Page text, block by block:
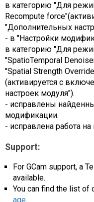
в категорию "Для
Recompute
"Дополнительных
- в "Настройки
в категорию "Для
"SpatioTemporal
"Spatial Strength
(активируется с
настроек модуля").
- исправлены
модификации.
- исправлена работа
Support:
For GCam support, a
available.
You can find the list of
age.